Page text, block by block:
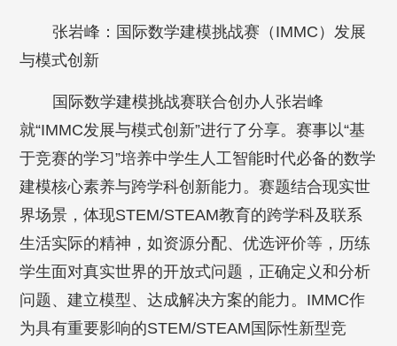
张岩峰：国际数学建模挑战赛（IMMC）发展
与模式创新
国际数学建模挑战赛联合创办人张岩峰
就“IMMC发展与模式创新”进行了分享。赛事以“基
于竞赛的学习”培养中学生人工智能时代必备的数学
建模核心素养与跨学科创新能力。赛题结合现实世
界场景，体现STEM/STEAM教育的跨学科及联系
生活实际的精神，如资源分配、优选评价等，历练
学生面对真实世界的开放式问题，正确定义和分析
问题、建立模型、达成解决方案的能力。IMMC作
为具有重要影响的STEM/STEAM国际性新型竞